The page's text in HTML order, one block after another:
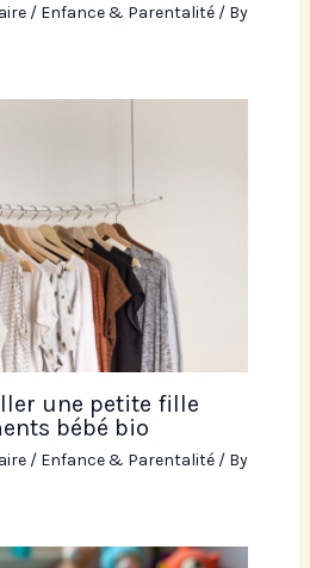
/ Enfance & Parentalité/ By
une petite fille
bébé bio
/ Enfance & Parentalité/ By